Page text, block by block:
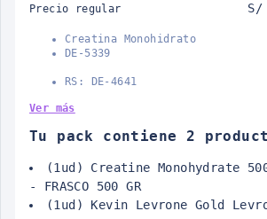
Precio regular S/
Creatina Monohidrato
DE-5339
RS: DE-4641
Ver más
Tu pack contiene 2
(1ud) Creatine Monohydrate
- FRASCO 500 GR
(1ud) Kevin Levrone Gold